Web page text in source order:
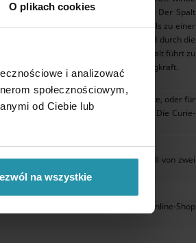
O plikach cookies
i analizować
społecznościowym,
od Ciebie lub
na wszystkie
des Magneten deutlich geringer. Der Spalt
Überzug bedeckt ist, führt ebenfalls zu einer
Magneten. Die höchste Hebekraft wird durch die
mit hohem Kohlenstoffgehalt führt zu
Magnet hat eine geringere Tragkraft.
niedriger sein. Für die hohen Magnete, oder für
für das jeweilige Material gleich. Die Curie-
TK(HcJ): ≥ 0,40 %/°[C].
Form. Ein unkontrolierter Aufprall von zwei
dienen zum Vergleich der im Online-Shop